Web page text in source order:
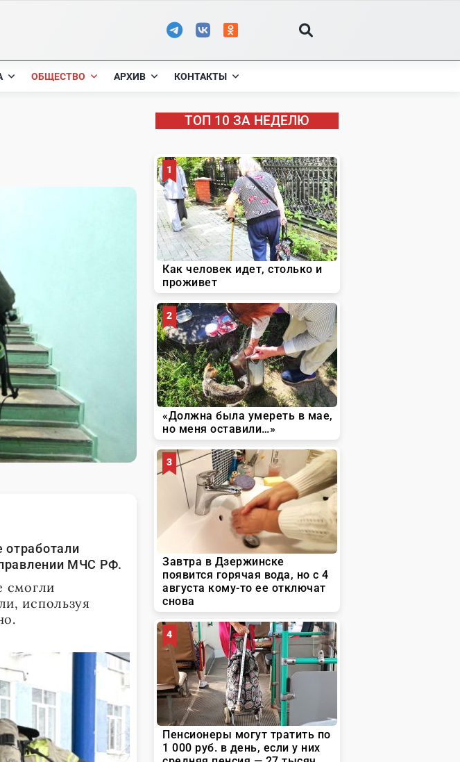
ОБЩЕСТВО АРХИВ КОНТАКТЫ
МЧС РФ.
смогли
используя
ТОП 10 ЗА НЕДЕЛЮ